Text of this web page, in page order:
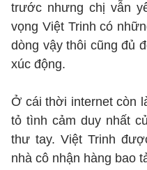
trước nhưng chị vẫn
vọng Việt Trinh có
dòng vậy thôi cũng đủ
xúc động.
Ở cái thời internet còn
tỏ tình cảm duy nhất
thư tay. Việt Trinh
nhà cô nhận hàng bao